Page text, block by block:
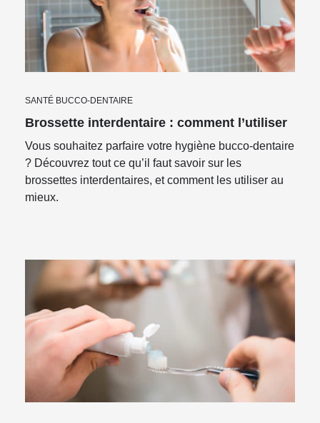
SANTÉ BUCCO-DENTAIRE
Brossette interdentaire : comment l’utiliser
Vous souhaitez parfaire votre hygiène bucco-dentaire
? Découvrez tout ce qu’il faut savoir sur les
brossettes interdentaires, et comment les utiliser au
mieux.